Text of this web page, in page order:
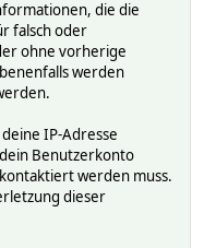
die die
falsch oder
ohne vorherige
werden
IP-Adresse
Benutzerkonto
werden muss.
dieser